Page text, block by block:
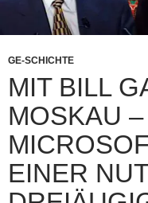
GE-SCHICHTE
MIT BILL
MOSKAU
EINER